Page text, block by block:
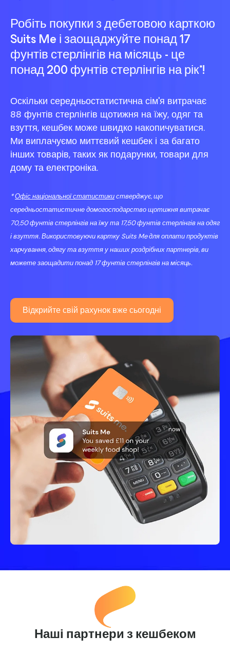
Робіть покупки з дебетовою карткою
Suits Me і заощаджуйте понад 17
фунтів стерлінгів на місяць - це
понад 200 фунтів стерлінгів на рік*!
Оскільки середньостатистична сім'я витрачає
88 фунтів стерлінгів щотижня на їжу, одяг та
взуття, кешбек може швидко накопичуватися.
Ми виплачуємо миттєвий кешбек і за багато
інших товарів, таких як подарунки, товари для
дому та електроніка.
*Офіс національної статистикистверджує, що
середньостатистичне домогосподарство щотижня витрачає
70,50 фунтів стерлінгів на їжу та 17,50 фунтів стерлінгів на одяг
і взуття. Використовуючи картку Suits Me для оплати продуктів
харчування, одягу та взуття у наших роздрібних партнерів, ви
можете заощадити понад 17 фунтів стерлінгів на місяць.
Відкрийте свій рахунок вже сьогодні
Наші партнери з кешбеком